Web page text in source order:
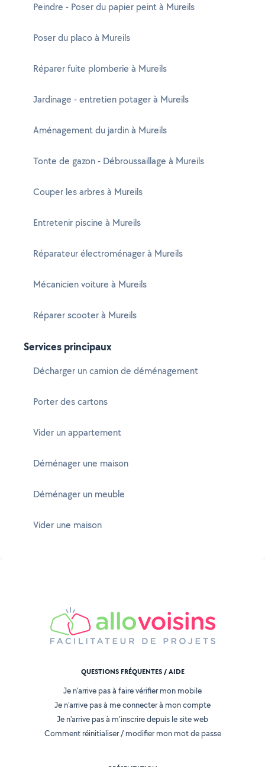
Peindre - Poser du papier peint à Mureils
Poser du placo à Mureils
Réparer fuite plomberie à Mureils
Jardinage - entretien potager à Mureils
Aménagement du jardin à Mureils
Tonte de gazon - Débroussaillage à Mureils
Couper les arbres à Mureils
Entretenir piscine à Mureils
Réparateur électroménager à Mureils
Mécanicien voiture à Mureils
Réparer scooter à Mureils
Services principaux
Décharger un camion de déménagement
Porter des cartons
Vider un appartement
Déménager une maison
Déménager un meuble
Vider une maison
QUESTIONS FRÉQUENTES / AIDE
Je n'arrive pas à faire vérifier mon mobile
Je n'arrive pas à me connecter à mon compte
Je n'arrive pas à m'inscrire depuis le site web
Comment réinitialiser / modifier mon mot de passe